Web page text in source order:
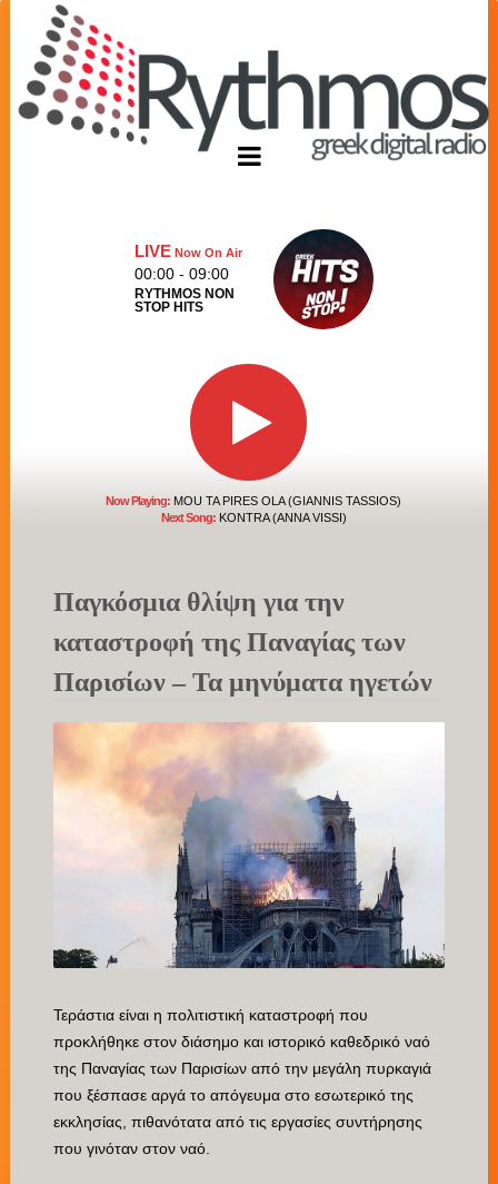
LIVENow On Air
00:00 - 09:00
RYTHMOS NON
STOP HITS
Now Playing: MOU TA PIRES OLA (GIANNIS TASSIOS)
Next Song:KONTRA (ANNA VISSI)
Παγκόσμια θλίψη για την
καταστροφή της Παναγίας των
Παρισίων – Τα μηνύματα ηγετών
Τεράστια είναι η πολιτιστική καταστροφή που
προκλήθηκε στον διάσημο και ιστορικό καθεδρικό ναό
της Παναγίας των Παρισίων από την μεγάλη πυρκαγιά
που ξέσπασε αργά το απόγευμα στο εσωτερικό της
εκκλησίας, πιθανότατα από τις εργασίες συντήρησης
που γινόταν στον ναό.